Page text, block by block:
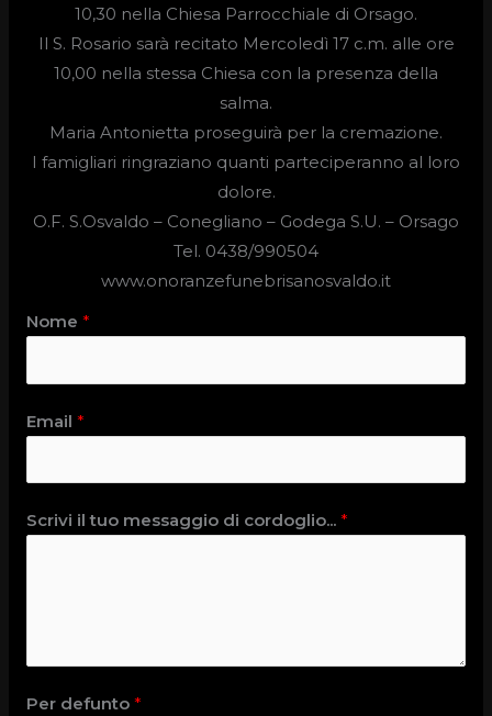
10,30 nella Chiesa Parrocchiale di Orsago.
Il S. Rosario sarà recitato Mercoledì 17 c.m. alle ore
10,00 nella stessa Chiesa con la presenza della
salma.
Maria Antonietta proseguirà per la cremazione.
I famigliari ringraziano quanti parteciperanno al loro
dolore.
O.F. S.Osvaldo – Conegliano – Godega S.U. – Orsago
Tel. 0438/990504
www.onoranzefunebrisanosvaldo.it
Nome*
Email*
Scrivi il tuo messaggio di cordoglio...*
Per defunto*